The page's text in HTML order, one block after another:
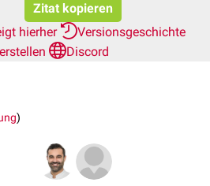
Zitat kopieren
hierher
Versionsgeschichte
Discord
)